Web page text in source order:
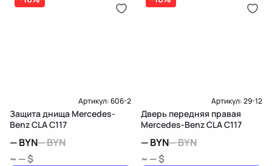
Артикул:606-2
Защита днища Mercedes-
Benz CLA C117
—BYN—BYN
~ — $
Артикул:29-12
Дверь передняя правая
Mercedes-Benz CLA C117
—BYN—BYN
~ — $